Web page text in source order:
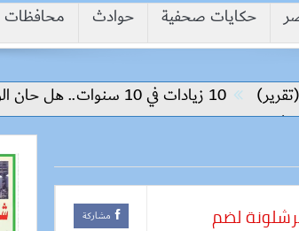
حكايات صحفية حوادث محافظات
10 زيادات في 10 سنوات.. هل حان الوقت لرفع دعم البنزين نهائيا؟
لضم
مشاركة